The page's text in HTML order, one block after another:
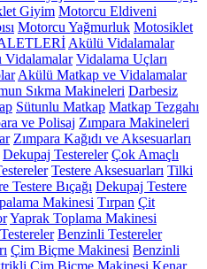
Giyim Motorcu Eldiveni
Motorcu Yağmurluk Motosiklet
Akülü Vidalamalar
Vidalamalar Vidalama Uçları
Akülü Matkap ve Vidalamalar
Sıkma Makineleri Darbesiz
Sütunlu Matkap Matkap Tezgahı
ve Polisaj Zımpara Makineleri
Zımpara Kağıdı ve Aksesuarları
Dekupaj Testereler Çok Amaçlı
Testere Aksesuarları Tilki
Testere Bıçağı Dekupaj Testere
Makinesi Tırpan Çit
Yaprak Toplama Makinesi
Benzinli Testereler
Çim Biçme Makinesi Benzinli
Çim Biçme Makinesi Kenar